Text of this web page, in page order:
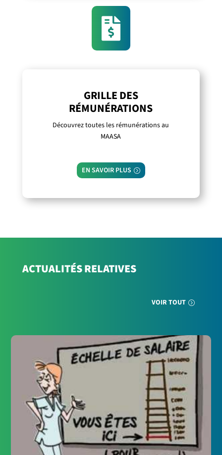

GRILLE DES
RÉMUNÉRATIONS
Découvrez toutes les rémunérations au
MAASA
EN SAVOIR PLUS
ACTUALITÉS RELATIVES
VOIR TOUT